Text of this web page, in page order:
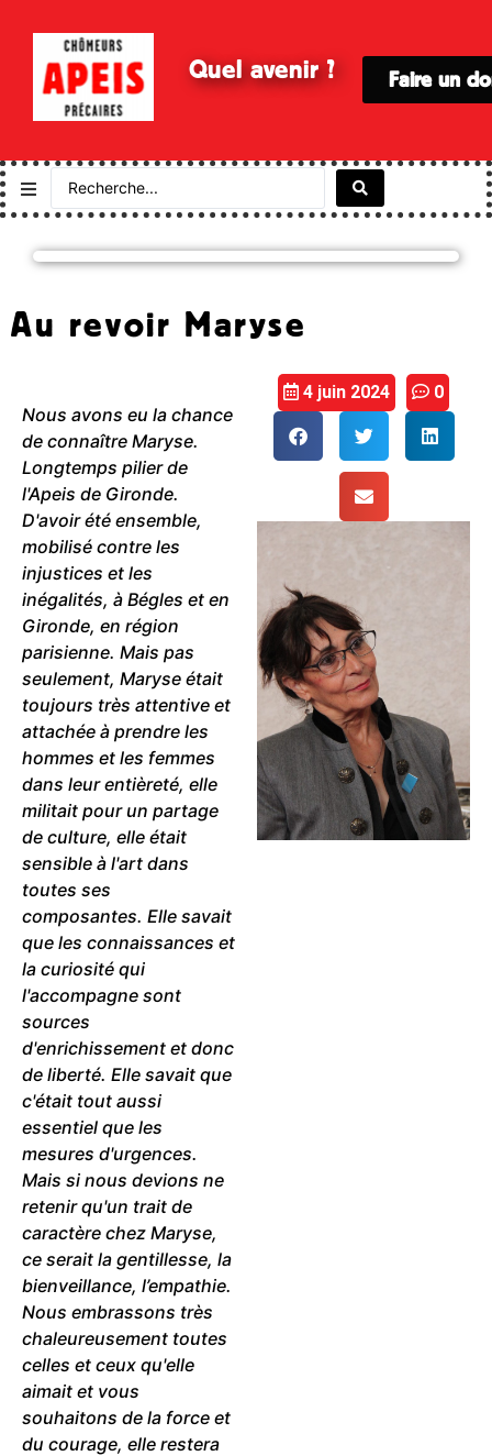
Quel avenir ? Faire un
Au revoir Maryse
Nous avons eu la chance
de connaître Maryse.
Longtemps pilier de
l'Apeis de Gironde.
D'avoir été ensemble,
mobilisé contre les
injustices et les
inégalités, à Bégles et en
Gironde, en région
parisienne. Mais pas
seulement, Maryse était
toujours très attentive et
attachée à prendre les
hommes et les femmes
dans leur entièreté, elle
militait pour un partage
de culture, elle était
sensible à l'art dans
toutes ses
composantes. Elle savait
que les connaissances et
la curiosité qui
l'accompagne sont
sources
d'enrichissement et donc
de liberté. Elle savait que
c'était tout aussi
essentiel que les
mesures d'urgences.
Mais si nous devions ne
retenir qu'un trait de
caractère chez Maryse,
ce serait la gentillesse, la
bienveillance, l’empathie.
Nous embrassons très
chaleureusement toutes
celles et ceux qu'elle
aimait et vous
souhaitons de la force et
du courage, elle restera
4 juin 2024 0